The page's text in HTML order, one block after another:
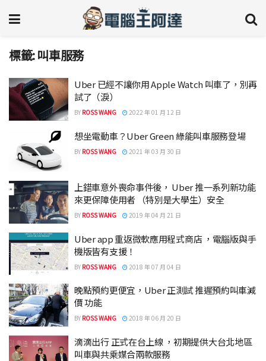
標籤:叫車服務
Uber 已經不讓你用 Apple Watch 叫車了，別再
試了（淚）
BY ROSS WANG 2022 年 01 月 12 日
想坐電動車？Uber Green 綠能叫車服務登場
BY ROSS WANG 2021 年 03 月 30 日
上錯車意外喪命事件後， Uber 推一系列新功能
來更保障使用者 （特別是大學生）安全
BY ROSS WANG 2019 年 04 月 21 日
Uber app 重返微軟應用程式商店 ，電腦版與手
機版皆有支援！
BY ROSS WANG 2018 年 07 月 04 日
晚點預約更便宜，Uber 正測試 推遲預約叫車減
價 功能
BY ROSS WANG 2018 年 06 月 20 日
滴滴出行 正式在台上線 ，初期提供大台北地區
叫車與共乘媒合兩款服務